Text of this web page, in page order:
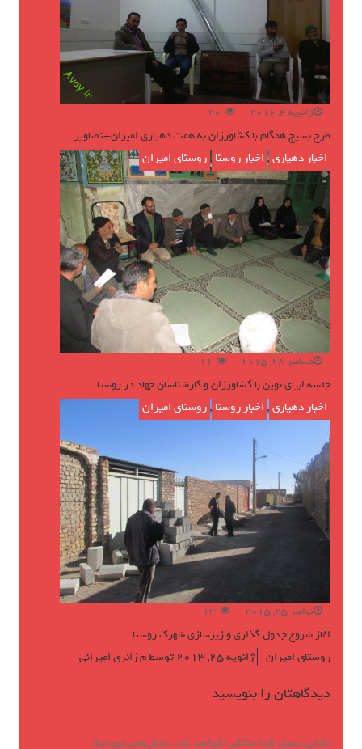
ژانویه 4, 2016 20
طرح بسیج همگام با کشاورزان به همت دهیاری امیران+تصاویر
اخبار دهیاری, اخبار روستا ,روستای امیران
دسامبر 28, 2015 11
جلسه ابیای نوین با کشاورزان و کارشناسان جهاد در روستا
اخبار دهیاری, اخبار روستا ,روستای امیران
نوامبر 25, 2015 13
اغاز شروع جدول گذاری و زیرسازی شهرک روستا
روستای امیران ژانویه 25, 2013 توسطم زائری امیرانی
دیدگاهتان را بنویسید
نشانی ایمیل شما منتشر نخواهد شد.بخش‌های موردنیاز